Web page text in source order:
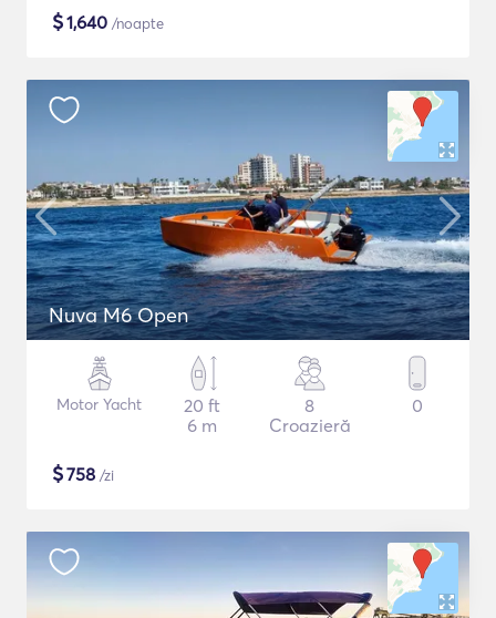
$1,640 /noapte
Nuva M6 Open
Motor Yacht
20 ft
6 m
8
Croazieră
0
$758 /zi